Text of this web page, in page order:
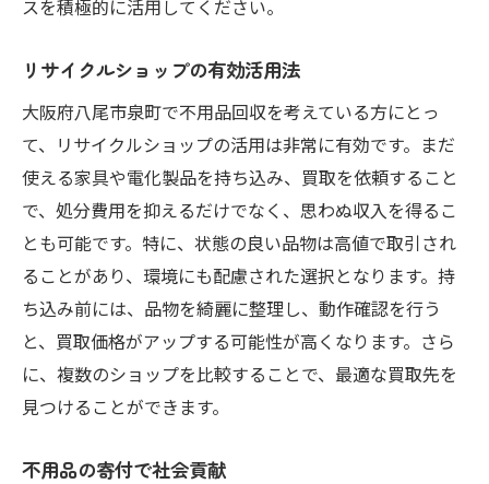
スを積極的に活用してください。
リサイクルショップの有効活用法
大阪府八尾市泉町で不用品回収を考えている方にとっ
て、リサイクルショップの活用は非常に有効です。まだ
使える家具や電化製品を持ち込み、買取を依頼すること
で、処分費用を抑えるだけでなく、思わぬ収入を得るこ
とも可能です。特に、状態の良い品物は高値で取引され
ることがあり、環境にも配慮された選択となります。持
ち込み前には、品物を綺麗に整理し、動作確認を行う
と、買取価格がアップする可能性が高くなります。さら
に、複数のショップを比較することで、最適な買取先を
見つけることができます。
不用品の寄付で社会貢献